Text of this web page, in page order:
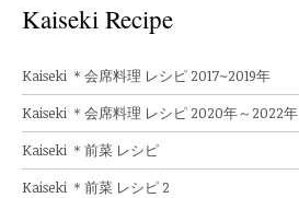
Kaiseki Recipe
Kaiseki ＊会席料理 レシピ 2017~2019年
Kaiseki ＊会席料理 レシピ 2020年～2022年
Kaiseki ＊前菜 レシピ
Kaiseki ＊前菜 レシピ 2